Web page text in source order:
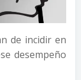
de incidir en
desempeño